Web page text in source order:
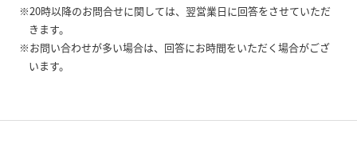
※20時以降のお問合せに関しては、翌営業日に回答をさせていただ
きます。
※お問い合わせが多い場合は、回答にお時間をいただく場合がござ
います。